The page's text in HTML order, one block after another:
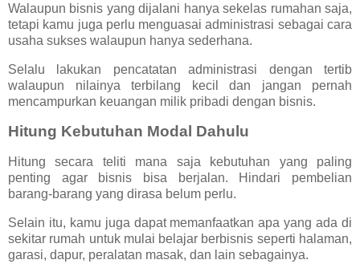
Walaupun bisnis yang dijalani hanya sekelas rumahan saja,
tetapi kamu juga perlu menguasai administrasi sebagai cara
usaha sukses walaupun hanya sederhana.
Selalu lakukan pencatatan administrasi dengan tertib
walaupun nilainya terbilang kecil dan jangan pernah
mencampurkan keuangan milik pribadi dengan bisnis.
Hitung Kebutuhan Modal Dahulu
Hitung secara teliti mana saja kebutuhan yang paling
penting agar bisnis bisa berjalan. Hindari pembelian
barang-barang yang dirasa belum perlu.
Selain itu, kamu juga dapat memanfaatkan apa yang ada di
sekitar rumah untuk mulai belajar berbisnis seperti halaman,
garasi, dapur, peralatan masak, dan lain sebagainya.